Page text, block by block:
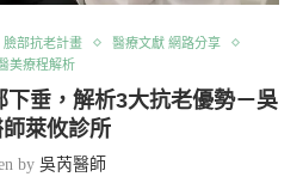
臉部抗老計畫
醫療文獻 網路分享
美療程解析
垂，解析3大抗老優勢－吳
萊攸診所
by 吳芮醫師